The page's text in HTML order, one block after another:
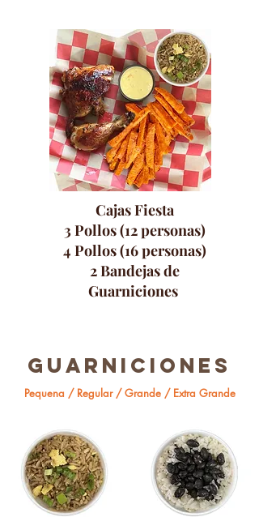
Cajas Fiesta
3 Pollos (12 personas)
4 Pollos (16 personas)
2 Bandejas de
Guarniciones
GUARNICIONES
Pequena / Regular / Grande / Extra Grande